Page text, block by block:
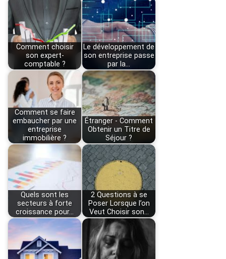
Comment choisir
son expert-
comptable ?
Le développement de
son entreprise passe
par la…
Comment se faire
embaucher par une
entreprise
immobilière ?
Étranger - Comment
Obtenir un Titre de
Séjour ?
Quels sont les
secteurs à forte
croissance pour…
2 Questions à se
Poser Lorsque l’on
Veut Choisir son…